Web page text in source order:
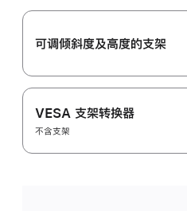
可调倾斜度及高‍度的支‍架
VESA 支架转换器
不含支架